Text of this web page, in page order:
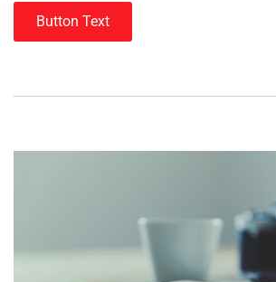
Button Text